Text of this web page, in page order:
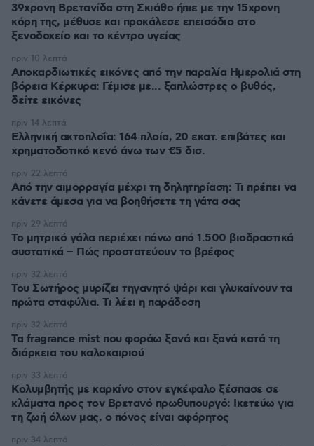
39χρονη Βρετανίδα στη Σκιάθο ήπιε με την 15χρονη
κόρη της, μέθυσε και προκάλεσε επεισόδιο στο
ξενοδοχείο και το κέντρο υγείας
Αποκαρδιωτικές εικόνες από την παραλία Ημερολιά στη
βόρεια Κέρκυρα: Γέμισε με... ξαπλώστρες ο βυθός,
δείτε εικόνες
πριν 10 λεπτά
Ελληνική ακτοπλοΐα: 164 πλοία, 20 εκατ. επιβάτες και
χρηματοδοτικό κενό άνω των €5 δισ.
πριν 14 λεπτά
Από την αιμορραγία μέχρι τη δηλητηρίαση: Τι πρέπει να
κάνετε άμεσα για να βοηθήσετε τη γάτα σας
πριν 22 λεπτά
Το μητρικό γάλα περιέχει πάνω από 1.500 βιοδραστικά
συστατικά – Πώς προστατεύουν το βρέφος
πριν 29 λεπτά
Του Σωτήρος μυρίζει τηγανητό ψάρι και γλυκαίνουν τα
πρώτα σταφύλια. Τι λέει η παράδοση
πριν 32 λεπτά
Τα fragrance mist που φοράω ξανά και ξανά κατά τη
διάρκεια του καλοκαιριού
πριν 32 λεπτά
Κολυμβητής με καρκίνο στον εγκέφαλο ξέσπασε σε
κλάματα προς τον Βρετανό πρωθυπουργό: Ικετεύω για
τη ζωή όλων μας, ο πόνος είναι αφόρητος
πριν 33 λεπτά
πριν 34 λεπτά